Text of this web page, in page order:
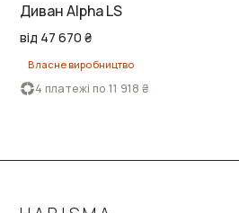
Диван Alpha LS
від 47 670 ₴
Власне виробництво
4 платежі по 11 918 ₴